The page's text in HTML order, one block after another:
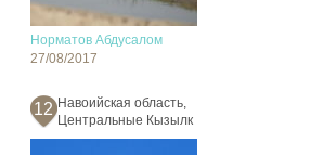
Норматов Абдусалом
27/08/2017
12 Навоийская область,
Центральные Кызылк